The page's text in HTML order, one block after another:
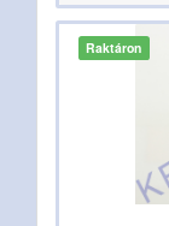
Raktáron